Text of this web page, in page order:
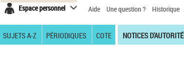
Espace personnel Aide Une question ? Historique
SUJETS A-Z PÉRIODIQUES COTE NOTICES D'AUTORITÉ